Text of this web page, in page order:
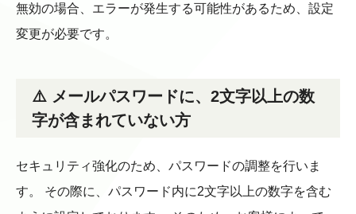
無効の場合、エラーが発生する可能性があるため、設定
変更が必要です。
⚠️ メールパスワードに、2文字以上の数
字が含まれていない方
セキュリティ強化のため、パスワードの調整を行いま
す。 その際に、パスワード内に2文字以上の数字を含む